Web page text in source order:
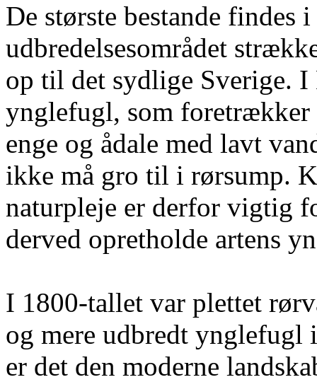
De største bestande findes
udbredelsesområdet
op til det sydlige Sverige.
ynglefugl, som foretrækker
enge og ådale med lavt
ikke må gro til i rørsump.
naturpleje er derfor vigtig
derved opretholde artens
I 1800-tallet var plettet
og mere udbredt ynglefugl
er det den moderne